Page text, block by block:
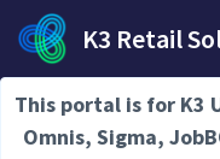
Hoppa över till
This portal is for K3
Omnis, Sigma,
Hem ... Varför är min